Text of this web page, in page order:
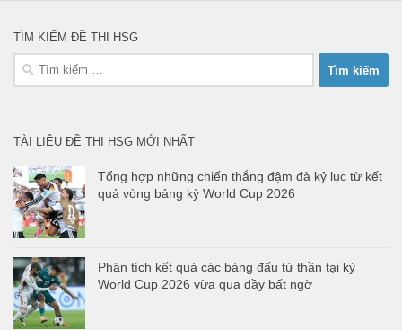
TÌM KIẾM ĐỀ THI HSG
Tìm
kiếm
TÀI LIỆU ĐỀ THI HSG MỚI NHẤT
Tổng hợp những chiến thắng đậm đà kỷ lục từ kết
quả vòng bảng kỳ World Cup 2026
Phân tích kết quả các bảng đấu tử thần tại kỳ
World Cup 2026 vừa qua đầy bất ngờ